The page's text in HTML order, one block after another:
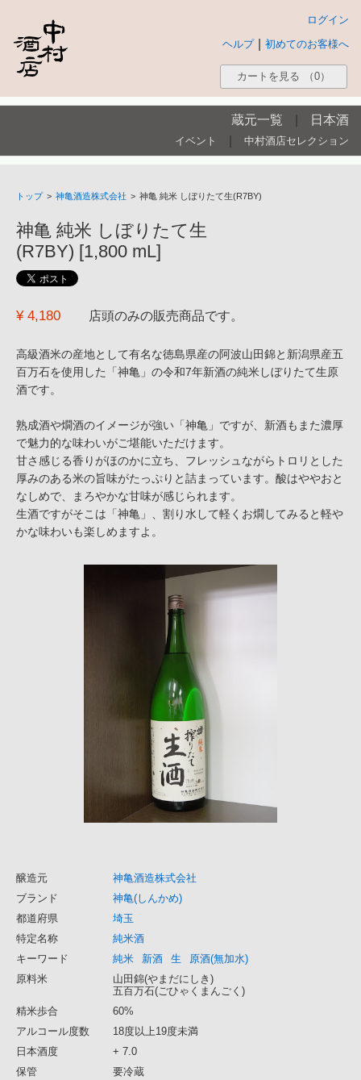
ログイン
初めてのお客様へ
ヘルプ
カートを見る （0）
蔵元一覧 日本酒
イベント 中村酒店セレクション
トップ > 神亀酒造株式会社 > 神亀 純米 しぼりたて生(R7BY)
神亀 純米 しぼりたて生
(R7BY) [1,800 mL]
¥ 4,180 店頭のみの販売商品です。
高級酒米の産地として有名な徳島県産の阿波山田錦と新潟県産五
百万石を使用した「神亀」の令和7年新酒の純米しぼりたて生原
酒です。
熟成酒や燗酒のイメージが強い「神亀」ですが、新酒もまた濃厚
で魅力的な味わいがご堪能いただけます。
甘さ感じる香りがほのかに立ち、フレッシュながらトロリとした
厚みのある米の旨味がたっぷりと詰まっています。酸はややおと
なしめで、まろやかな甘味が感じられます。
生酒ですがそこは「神亀」、割り水して軽くお燗してみると軽や
かな味わいも楽しめますよ。
醸造元
神亀酒造株式会社
ブランド
神亀(しんかめ)
都道府県
埼玉
特定名称
純米酒
キーワード
純米 新酒 生
原酒(無加水)
原料米
山田錦(やまだにしき)
五百万石(ごひゃくまんごく)
精米歩合
60%
アルコール度数
18度以上19度未満
日本酒度
+ 7.0
保管
要冷蔵